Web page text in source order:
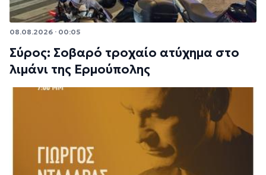
08.08.2026 · 00:05
Σύρος: Σοβαρό τροχαίο ατύχημα στο
λιμάνι της Ερμούπολης